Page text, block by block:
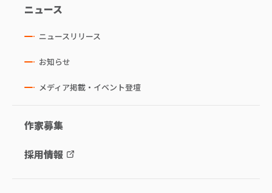
ニュース
ニュースリリース
お知らせ
メディア掲載・イベント登壇
作家募集
採用情報